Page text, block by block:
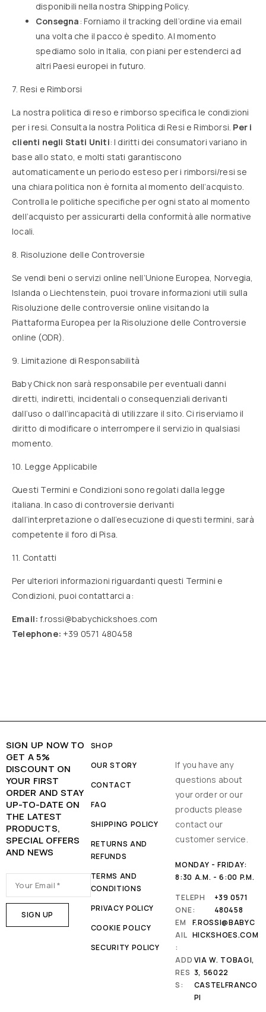
disponibili nella nostra Shipping Policy.
Consegna: Forniamo il tracking dell’ordine via email
una volta che il pacco è spedito. Al momento
spediamo solo in Italia, con piani per estenderci ad
altri Paesi europei in futuro.
7. Resi e Rimborsi
La nostra politica di reso e rimborso specifica le condizioni
per i resi. Consulta la nostra Politica di Resi e Rimborsi. Per i
clienti negli Stati Uniti: I diritti dei consumatori variano in
base allo stato, e molti stati garantiscono
automaticamente un periodo esteso per i rimborsi/resi se
una chiara politica non è fornita al momento dell’acquisto.
Controlla le politiche specifiche per ogni stato al momento
dell’acquisto per assicurarti della conformità alle normative
locali.
8. Risoluzione delle Controversie
Se vendi beni o servizi online nell’Unione Europea, Norvegia,
Islanda o Liechtenstein, puoi trovare informazioni utili sulla
Risoluzione delle controversie online visitando la
Piattaforma Europea per la Risoluzione delle Controversie
online (ODR).
9. Limitazione di Responsabilità
Baby Chick non sarà responsabile per eventuali danni
diretti, indiretti, incidentali o consequenziali derivanti
dall’uso o dall’incapacità di utilizzare il sito. Ci riserviamo il
diritto di modificare o interrompere il servizio in qualsiasi
momento.
10. Legge Applicabile
Questi Termini e Condizioni sono regolati dalla legge
italiana. In caso di controversie derivanti
dall’interpretazione o dall’esecuzione di questi termini, sarà
competente il foro di Pisa.
11. Contatti
Per ulteriori informazioni riguardanti questi Termini e
Condizioni, puoi contattarci a:
Email: f.rossi@babychickshoes.com
Telephone: +39 0571 480458
SIGN UP NOW TO
GET A 5%
DISCOUNT ON
YOUR FIRST
ORDER AND STAY
UP-TO-DATE ON
THE LATEST
PRODUCTS,
SPECIAL OFFERS
AND NEWS
SHOP
OUR STORY
CONTACT
FAQ
SHIPPING POLICY
RETURNS AND
REFUNDS
TERMS AND
CONDITIONS
PRIVACY POLICY
COOKIE POLICY
SECURITY POLICY
If you have any
questions about
your order or our
products please
contact our
customer service.
MONDAY - FRIDAY:
8:30 A.M. - 6:00 P.M.
TELEPH
ONE:
+39 0571
480458
EM
AIL
:
F.ROSSI@BABYC
HICKSHOES.COM
ADD
RES
S:
VIA W. TOBAGI,
3, 56022
CASTELFRANCO
PI